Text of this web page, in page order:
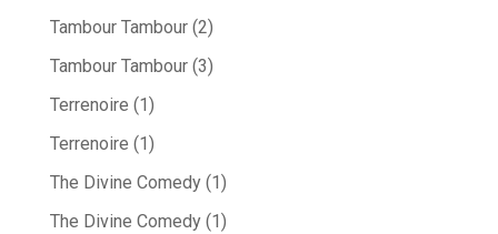
Tambour Tambour(2)
Tambour Tambour(3)
Terrenoire (1)
Terrenoire (1)
The Divine Comedy(1)
The Divine Comedy(1)